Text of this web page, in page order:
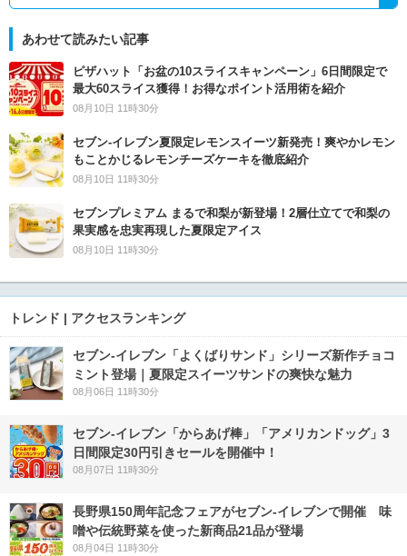
あわせて読みたい記事
ピザハット「お盆の10スライスキャンペーン」6日間限定で
最大60スライス獲得！お得なポイント活用術を紹介
08月10日 11時30分
セブン‐イレブン夏限定レモンスイーツ新発売！爽やかレモン
もことかじるレモンチーズケーキを徹底紹介
08月10日 11時30分
セブンプレミアム まるで和梨が新登場！2層仕立てで和梨の
果実感を忠実再現した夏限定アイス
08月10日 11時30分
トレンド | アクセスランキング
セブン‐イレブン「よくばりサンド」シリーズ新作チョコ
ミント登場｜夏限定スイーツサンドの爽快な魅力
08月06日 11時30分
セブン‐イレブン「からあげ棒」「アメリカンドッグ」3
日間限定30円引きセールを開催中！
08月07日 11時30分
長野県150周年記念フェアがセブン-イレブンで開催 味
噌や伝統野菜を使った新商品21品が登場
08月04日 11時30分